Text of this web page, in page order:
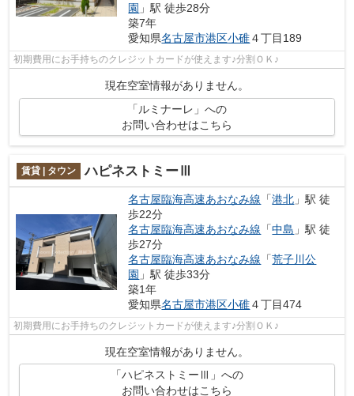
園 」駅 徒歩28分
築7年
愛知県名古屋市港区小碓４丁目189
初期費用にお手持ちのクレジットカードが使えます♪分割ＯＫ♪
現在空室情報がありません。
「ルミナーレ」への
お問い合わせはこちら
賃貸 | タウン ハピネストミーⅢ
名古屋臨海高速あおなみ線 「港北 」駅 徒
歩22分
名古屋臨海高速あおなみ線 「中島 」駅 徒
歩27分
名古屋臨海高速あおなみ線 「荒子川公
園 」駅 徒歩33分
築1年
愛知県名古屋市港区小碓４丁目474
初期費用にお手持ちのクレジットカードが使えます♪分割ＯＫ♪
現在空室情報がありません。
「ハピネストミーⅢ」への
お問い合わせはこちら